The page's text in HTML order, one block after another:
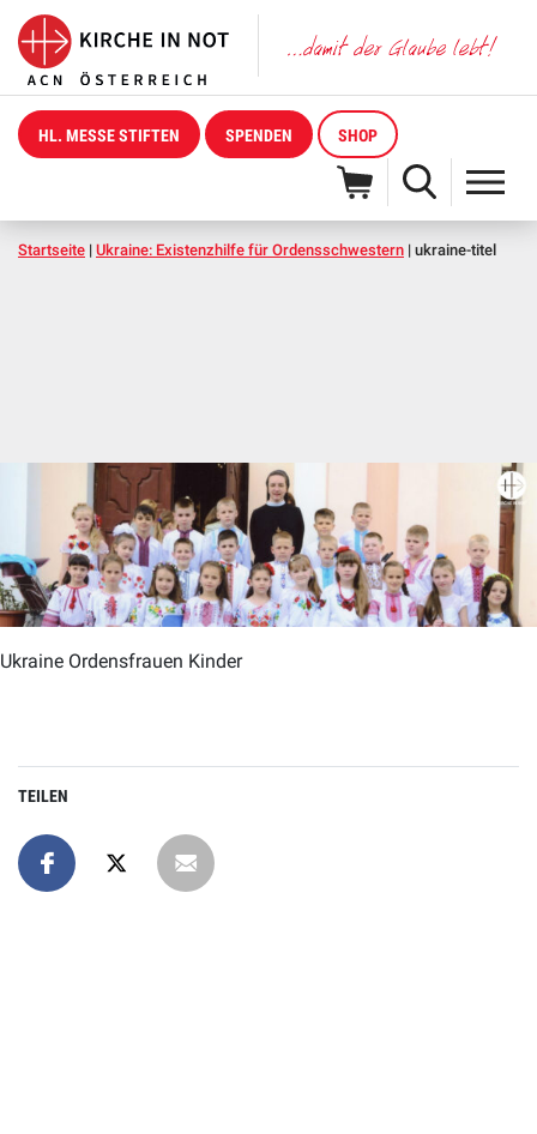
HL. MESSE STIFTEN SPENDEN SHOP
Startseite | Ukraine: Existenzhilfe für Ordensschwestern | ukraine-titel
Ukraine Ordensfrauen Kinder
TEILEN